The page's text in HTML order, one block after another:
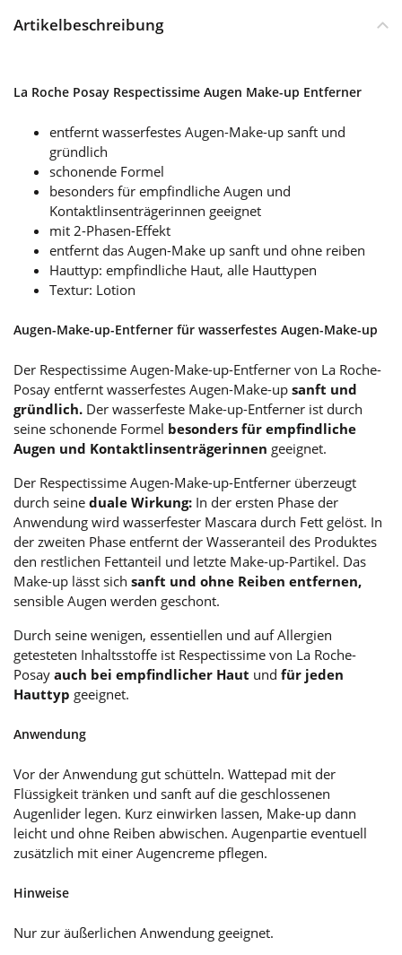
Artikelbeschreibung
La Roche Posay Respectissime Augen Make-up Entferner
entfernt wasserfestes Augen-Make-up sanft und
gründlich
schonende Formel
besonders für empfindliche Augen und
Kontaktlinsenträgerinnen geeignet
mit 2-Phasen-Effekt
entfernt das Augen-Make up sanft und ohne reiben
Hauttyp: empfindliche Haut, alle Hauttypen
Textur: Lotion
Augen-Make-up-Entferner für wasserfestes Augen-Make-up
Der Respectissime Augen-Make-up-Entferner von La Roche-
Posay entfernt wasserfestes Augen-Make-up sanft und
gründlich. Der wasserfeste Make-up-Entferner ist durch
seine schonende Formel besonders für empfindliche
Augen und Kontaktlinsenträgerinnen geeignet.
Der Respectissime Augen-Make-up-Entferner überzeugt
durch seine duale Wirkung: In der ersten Phase der
Anwendung wird wasserfester Mascara durch Fett gelöst. In
der zweiten Phase entfernt der Wasseranteil des Produktes
den restlichen Fettanteil und letzte Make-up-Partikel. Das
Make-up lässt sich sanft und ohne Reiben entfernen,
sensible Augen werden geschont.
Durch seine wenigen, essentiellen und auf Allergien
getesteten Inhaltsstoffe ist Respectissime von La Roche-
Posay auch bei empfindlicher Haut und für jeden
Hauttyp geeignet.
Anwendung
Vor der Anwendung gut schütteln. Wattepad mit der
Flüssigkeit tränken und sanft auf die geschlossenen
Augenlider legen. Kurz einwirken lassen, Make-up dann
leicht und ohne Reiben abwischen. Augenpartie eventuell
zusätzlich mit einer Augencreme pflegen.
Hinweise
Nur zur äußerlichen Anwendung geeignet.